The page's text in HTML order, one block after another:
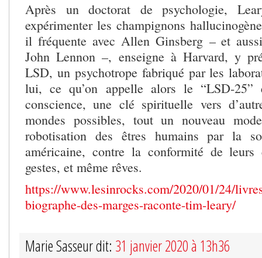
Après un doctorat de psychologie,
expérimenter les champignons
il fréquente avec Allen Ginsberg – et
John Lennon –, enseigne à Harvard, y
LSD, un psychotrope fabriqué par les
lui, ce qu’on appelle alors le “LSD-
conscience, une clé spirituelle vers
mondes possibles, tout un nouveau
robotisation des êtres humains par la
américaine, contre la conformité de leurs
gestes, et même rêves.
https://www.lesinrocks.com/2020/01/24/
biographe-des-marges-raconte-tim-leary/
Marie Sasseur dit: 31 janvier 2020 à 13h36